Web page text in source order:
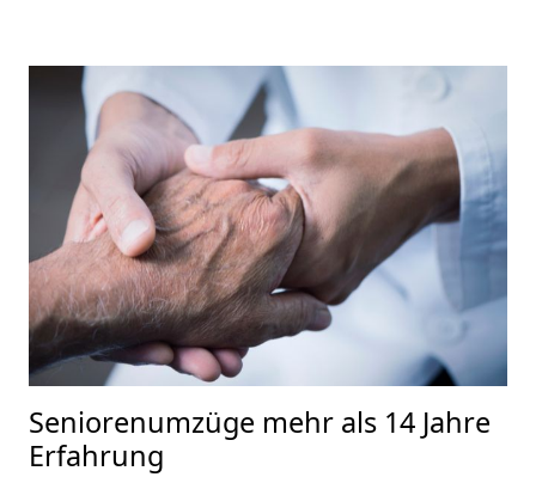
Seniorenumzüge mehr als 14 Jahre
Erfahrung